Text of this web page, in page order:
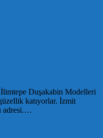
Duşakabin Modelleri
katıyorlar. İzmit
adresi.…